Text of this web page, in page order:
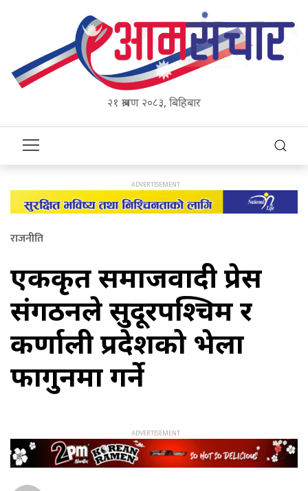
२१ श्रावण २०८३, बिहिबार
राजनीति
एकीकृत समाजवादी प्रेस
संगठनले सुदूरपश्चिम र
कर्णाली प्रदेशको भेला
फागुनमा गर्ने